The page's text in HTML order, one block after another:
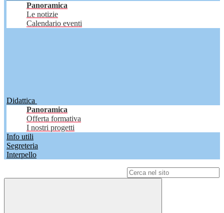
Panoramica
Le notizie
Calendario eventi
Didattica
Panoramica
Offerta formativa
I nostri progetti
Info utili
Segreteria
Interpello